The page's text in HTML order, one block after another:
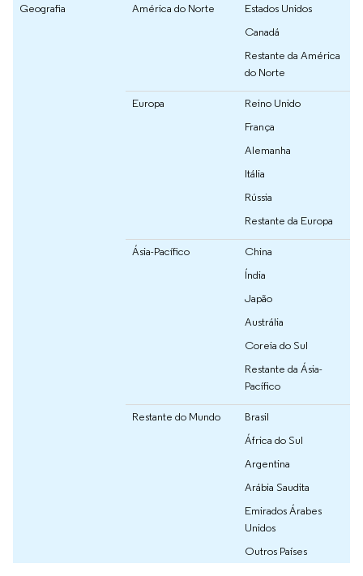
Geografia América do Norte
Estados Unidos
Canadá
Restante da América
do Norte
Europa
Reino Unido
França
Alemanha
Itália
Rússia
Restante da Europa
Ásia-Pacífico
China
Índia
Japão
Austrália
Coreia do Sul
Restante da Ásia-
Pacífico
Restante do Mundo
Brasil
África do Sul
Argentina
Arábia Saudita
Emirados Árabes
Unidos
Outros Países